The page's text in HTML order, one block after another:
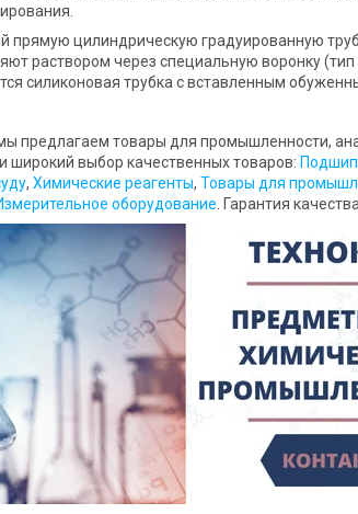
прямую цилиндрическую градуированную
раствором через специальную воронку
силиконовая трубка с вставленным
предлагаем товары для промышленности,
широкий выбор качественных товаров:
, Химические реагенты, Товары для
оборудование . Гарантия